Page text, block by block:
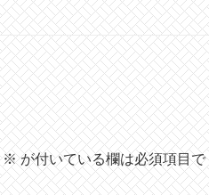
※が付いている欄は必須項目で